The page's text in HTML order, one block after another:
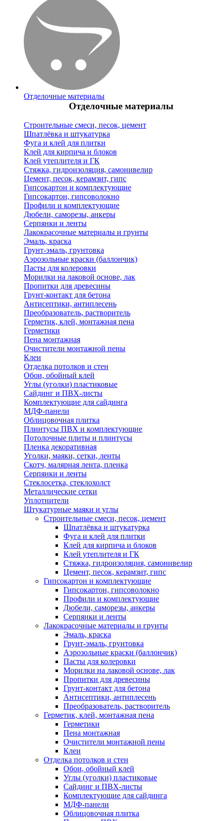
Отделочные материалы
Отделочные материалы
Строительные смеси, песок, цемент
Шпатлёвка и штукатурка
Фуга и клей для плитки
Клей для кирпича и блоков
Клей утеплителя и ГК
Стяжка, гидроизоляция, самонивелир
Цемент, песок, керамзит, гипс
Гипсокартон и комплектующие
Гипсокартон, гипсоволокно
Профили и комплектующие
Дюбели, саморезы, анкеры
Серпянки и ленты
Лакокрасочные материалы и грунты
Эмаль, краска
Грунт-эмаль, грунтовка
Аэрозольные краски (баллончик)
Пасты для колеровки
Морилки на лаковой основе, лак
Пропитки для древесины
Грунт-контакт для бетона
Антисептики, антиплесень
Преобразователь, растворитель
Герметик, клей, монтажная пена
Герметики
Пена монтажная
Очистители монтажной пены
Клеи
Отделка потолков и стен
Обои, обойный клей
Углы (уголки) пластиковые
Сайдинг и ПВХ-листы
Комплектующие для сайдинга
МДФ-панели
Облицовочная плитка
Плинтусы ПВХ и комплектующие
Потолочные плиты и плинтусы
Пленка декоративная
Уголки, маяки, сетки, ленты
Скотч, малярная лента, пленка
Серпянки и ленты
Стеклосетка, стеклохолст
Металлические сетки
Уплотнители
Штукатурные маяки и углы
Строительные смеси, песок, цемент
Шпатлёвка и штукатурка
Фуга и клей для плитки
Клей для кирпича и блоков
Клей утеплителя и ГК
Стяжка, гидроизоляция, самонивелир
Цемент, песок, керамзит, гипс
Гипсокартон и комплектующие
Гипсокартон, гипсоволокно
Профили и комплектующие
Дюбели, саморезы, анкеры
Серпянки и ленты
Лакокрасочные материалы и грунты
Эмаль, краска
Грунт-эмаль, грунтовка
Аэрозольные краски (баллончик)
Пасты для колеровки
Морилки на лаковой основе, лак
Пропитки для древесины
Грунт-контакт для бетона
Антисептики, антиплесень
Преобразователь, растворитель
Герметик, клей, монтажная пена
Герметики
Пена монтажная
Очистители монтажной пены
Клеи
Отделка потолков и стен
Обои, обойный клей
Углы (уголки) пластиковые
Сайдинг и ПВХ-листы
Комплектующие для сайдинга
МДФ-панели
Облицовочная плитка